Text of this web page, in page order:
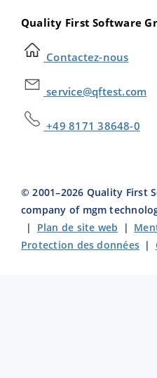
Quality First Software
Contactez-nous
service@qftest.com
+49 8171 38648-0
© 2001–2026 Quality First
company of mgm
| Plan de site web |
Protection des données |